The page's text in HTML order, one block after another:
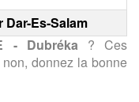
Dar-Es-Salam
- Dubréka ? Ces
donnez la bonne